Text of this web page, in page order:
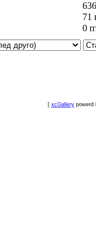
71
0
[ xcGallery